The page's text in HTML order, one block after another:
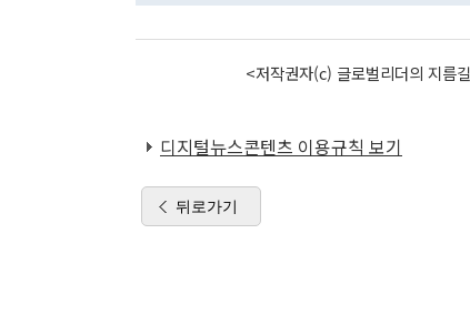
<저작권자(c) 글로벌리더의 지름
디지털뉴스콘텐츠 이용규칙 보기
뒤로가기